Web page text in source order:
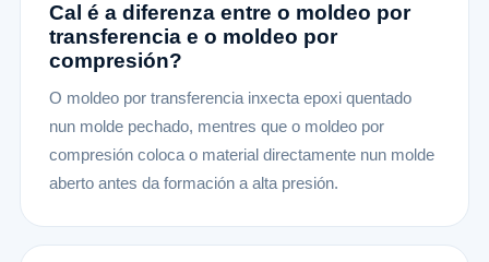
Cal é a diferenza entre o moldeo por
transferencia e o moldeo por
compresión?
O moldeo por transferencia inxecta epoxi quentado
nun molde pechado, mentres que o moldeo por
compresión coloca o material directamente nun molde
aberto antes da formación a alta presión.